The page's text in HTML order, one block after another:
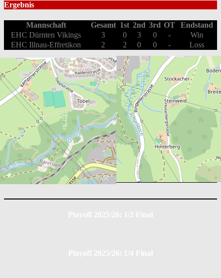
Ergebnis
Mannschaft Gesamt 1st 2nd 3rd OT
Endstand
EHC Dürnten Vikings
3 0 3 0 -
Win
EHC Illnau-Effretikon
2 2 0 0 - Loss
Box Score
EHC Dürnten Vikings
Position G A
0
0
EHC Illnau-Effretikon
Position G A
PIM
0